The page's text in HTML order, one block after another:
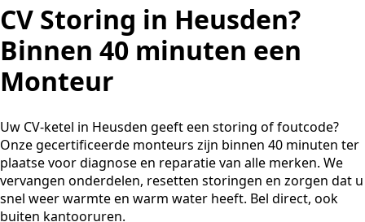
CV Storing in Heusden?
Binnen 40 minuten een
Monteur
Uw CV-ketel in Heusden geeft een storing of foutcode?
Onze gecertificeerde monteurs zijn binnen 40 minuten ter
plaatse voor diagnose en reparatie van alle merken. We
vervangen onderdelen, resetten storingen en zorgen dat u
snel weer warmte en warm water heeft. Bel direct, ook
buiten kantooruren.